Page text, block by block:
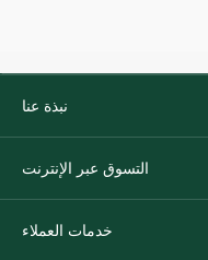
نبذة عنا
التسوق عبر الإنترنت
خدمات العملاء